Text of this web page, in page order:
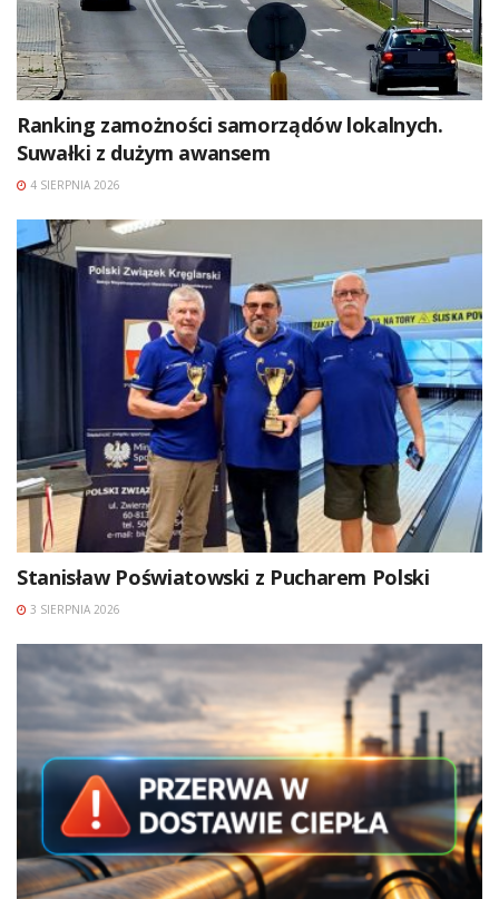
Ranking zamożności samorządów lokalnych.
Suwałki z dużym awansem
4 SIERPNIA 2026
Stanisław Poświatowski z Pucharem Polski
3 SIERPNIA 2026